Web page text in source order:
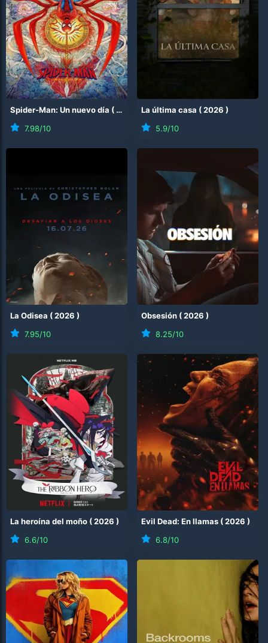
Spider-Man: Un nuevo día ( 2026
7.98/10
La última casa (2026 )
5.9/10
La Odisea (2026 )
7.95/10
Obsesión (2026 )
8.25/10
La heroína del moño (2026 )
6.6/10
Evil Dead: En llamas (2026 )
6.8/10